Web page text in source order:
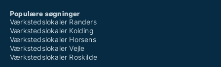
Populære søgninger
Værkstedslokaler Randers
Værkstedslokaler Kolding
Værkstedslokaler Horsens
Værkstedslokaler Vejle
Værkstedslokaler Roskilde